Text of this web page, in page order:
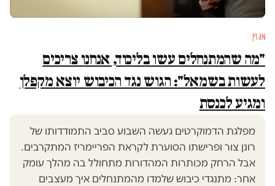
מגזין
"מה שהמתנחלים עשו בליכוד, אנחנו צריכים
לעשות בשמאל": הגוש נגד הכיבוש יוצא מקפלן
ומגיע לכנסת
מפלגת הדמוקרטים געשה השבוע סביב התמודדותו של
רונן צור ופרישתו הסוערת לקראת הפריימריז המתקרבים.
אבל הרחק מכותרות המהדורות מתחולל בה מהלך עומק
אחר: מתנגדי כיבוש שלמדו מהמתנחלים איך מעצבים